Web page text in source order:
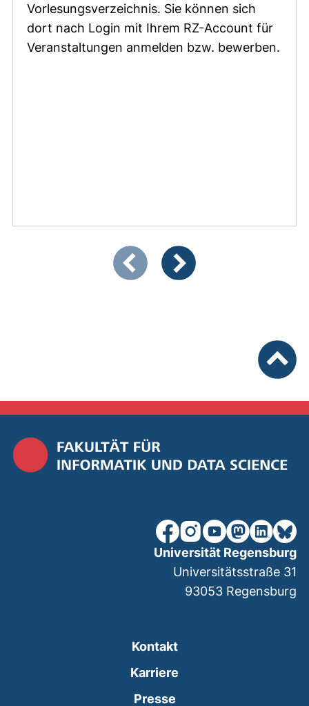
Vorlesungsverzeichnis. Sie können sich
dort nach Login mit Ihrem RZ-Account für
Veranstaltungen anmelden bzw. bewerben.
Zeigt Folie 1 von 3
nach
unsere Facebook-Seite
unsere Instagram-
unsere YouTube-
unsereunsere
Kontakt
Karriere
Presse
Universität Regensburg
Universitätsstraße 31
93053 Regensburg